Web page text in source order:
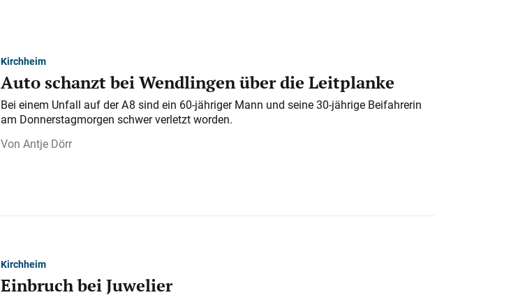
Kirchheim
Auto schanzt bei Wendlingen über die Leitplanke
Bei einem Unfall auf der A 8 sind ein 60-jähriger Mann und seine 30-jährige Beifahrerin
am Donnerstagmorgen schwer verletzt worden.
Antje Dörr
Kirchheim
Einbruch bei Juwelier